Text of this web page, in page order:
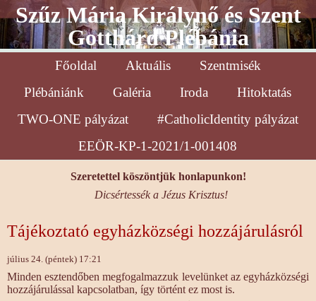
Szűz Mária Királynő és Szent
Gotthárd Plébánia
Főoldal Aktuális
Szentmisék
Plébániánk
Galéria Iroda
Hitoktatás
TWO-ONE pályázat
#CatholicIdentity pályázat
EEÖR-KP-1-2021/1-001408
Szeretettel köszöntjük honlapunkon!
Dicsértessék a Jézus Krisztus!
Tájékoztató egyházközségi hozzájárulásról
július 24. (péntek) 17:21
Minden esztendőben megfogalmazzuk levelünket az egyházközségi
hozzájárulással kapcsolatban, így történt ez most is.